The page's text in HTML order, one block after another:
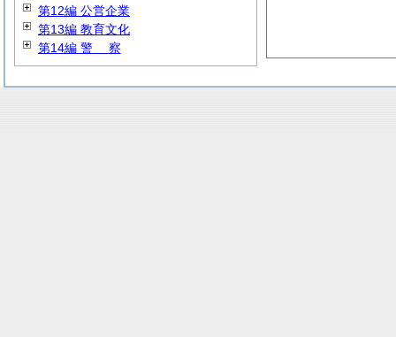
第12編 公営企業
第13編 教育文化
第14編 警 察